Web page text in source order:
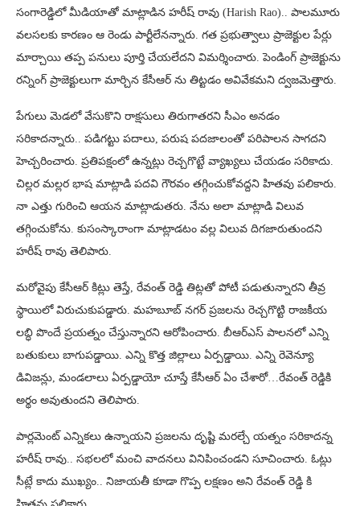
సంగారెడ్డిలో మీడియాతో మాట్లాడిన హరీష్ రావు (Harish Rao).. పాలమూరు
వలసలకు కారణం ఆ రెండు పార్టీలేనన్నారు. గత ప్రభుత్వాలు ప్రాజెక్టుల పేర్లు
మార్చాయి తప్ప పనులు పూర్తి చేయలేదని విమర్శించారు. పెండింగ్ ప్రాజెక్టును
రన్నింగ్ ప్రాజెక్టులుగా మార్చిన కేసీఆర్ ను తిట్టడం అవివేకమని ద్వజమెత్తారు.
పేగులు మెడలో వేసుకొని రాక్షసులు తిరుగాతరని సీఎం అనడం
సరికాదన్నారు.. పడిగట్టు పదాలు, పరుష పదజాలంతో పరిపాలన సాగదని
హెచ్చరించారు. ప్రతిపక్షంలో ఉన్నట్లు రెచ్చగొట్టే వ్యాఖ్యలు చేయడం సరికాదు.
చిల్లర మల్లర భాష మాట్లాడి పదవి గౌరవం తగ్గించుకోవద్దని హితవు పలికారు.
నా ఎత్తు గురించి ఆయన మాట్లాడుతరు. నేను అలా మాట్లాడి విలువ
తగ్గించుకోను. కుసంస్కారాంగా మాట్లాడటం వల్ల విలువ దిగజారుతుందని
హరీష్ రావు తెలిపారు.
మరోవైపు కేసీఆర్ కిట్లు తెస్తే, రేవంత్ రెడ్డి తిట్లతో పోటీ పడుతున్నారని తీవ్ర
స్థాయిలో విరుచుకుపడ్డారు. మహబూబ్ నగర్ ప్రజలను రెచ్చగొట్టి రాజకీయ
లబ్ధి పొందే ప్రయత్నం చేస్తున్నారని ఆరోపించారు. బీఆర్ఎస్ పాలనలో ఎన్ని
బతుకులు బాగుపడ్డాయి. ఎన్ని కొత్త జిల్లాలు ఏర్పడ్డాయి. ఎన్ని రెవెన్యూ
డివిజన్లు, మండలాలు ఏర్పడ్డాయో చూస్తే కేసీఆర్ ఏం చేశారో…రేవంత్ రెడ్డికి
అర్థం అవుతుందని తెలిపారు.
పార్లమెంట్ ఎన్నికలు ఉన్నాయని ప్రజలను దృష్టి మరల్చే యత్నం సరికాదన్న
హరీష్ రావు.. సభలలో మంచి వాదనలు వినిపించండని సూచించారు. ఓట్లు
సీట్లే కాదు ముఖ్యం.. నిజాయతీ కూడా గొప్ప లక్షణం అని రేవంత్ రెడ్డి కి